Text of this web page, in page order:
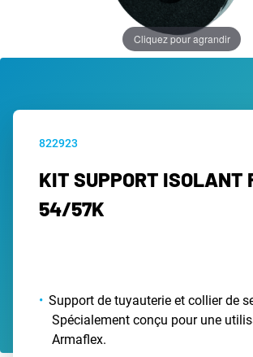
Cliquez pour agrandir
822923
KIT SUPPORT ISOLANT
54/57K
Support de tuyauterie et collier de
Spécialement conçu pour une
Armaflex.